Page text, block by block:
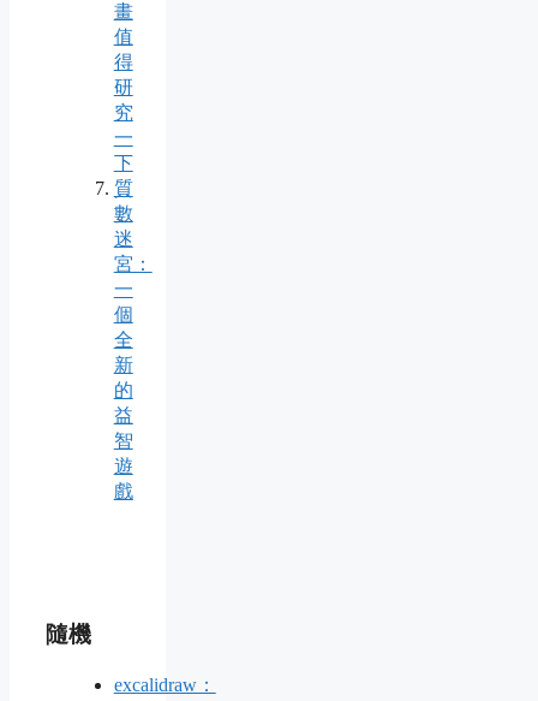
畫
值
得
研
究
一
下
質
數
迷
宮：
一
個
全
新
的
益
智
遊
戲
隨機
excalidraw：